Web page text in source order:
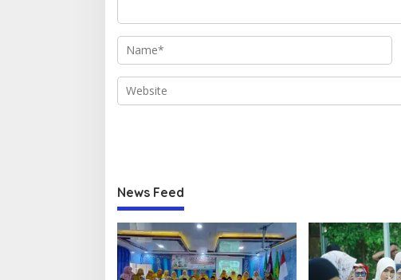
News Feed